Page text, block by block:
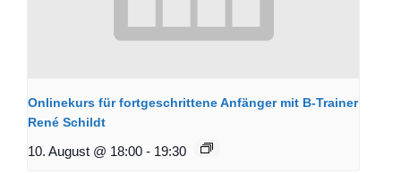
Onlinekurs für fortgeschrittene Anfänger mit B-Trainer
René Schildt
10. August @ 18:00 - 19:30